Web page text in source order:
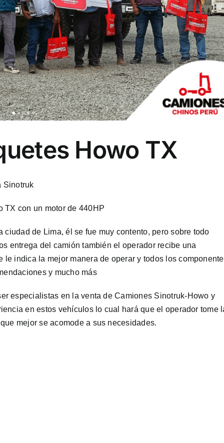
Howo TX
Sinotruk
TX con un motor de 440HP
de Lima, él se fue muy contento, pero sobre todo
entrega del camión también el operador recibe una
indica la mejor manera de operar y todos los
y mucho más
especialistas en la venta de Camiones Sinotruk-Howo y
en estos vehículos lo cual hará que el operador tome
mejor se acomode a sus necesidades.